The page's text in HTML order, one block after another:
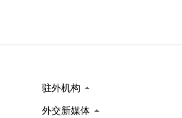
驻外机构
外交新媒体